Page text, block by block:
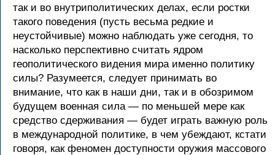
так и во внутриполитических делах, если ростки
такого поведения (пусть весьма редкие и
неустойчивые) можно наблюдать уже сегодня, то
насколько перспективно считать ядром
геополитического видения мира именно политику
силы? Разумеется, следует принимать во
внимание, что как в наши дни, так и в обозримом
будущем военная сила — по меньшей мере как
средство сдерживания — будет играть важную роль
в международной политике, в чем убеждают, кстати
говоря, как феномен доступности оружия массового